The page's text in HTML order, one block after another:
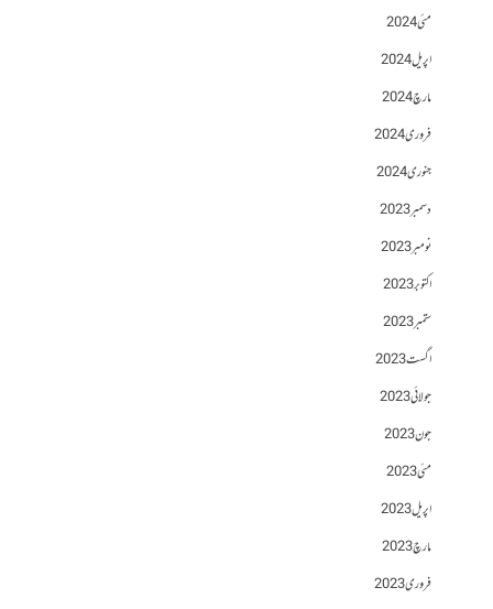
مئی 2024
اپریل 2024
مارچ 2024
فروری 2024
جنوری 2024
دسمبر 2023
نومبر 2023
اکتوبر 2023
ستمبر 2023
اگست 2023
جولائی 2023
جون 2023
مئی 2023
اپریل 2023
مارچ 2023
فروری 2023